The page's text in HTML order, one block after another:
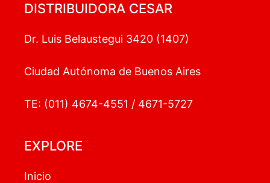
DISTRIBUIDORA CESAR
Dr. Luis Belaustegui 3420 (1407)
Ciudad Autónoma de Buenos Aires
TE: (011) 4674-4551 / 4671-5727
EXPLORE
Inicio